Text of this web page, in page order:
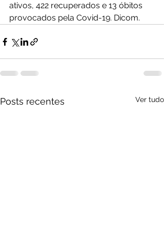
ativos, 422 recuperados e 13 óbitos
provocados pela Covid-19. Dicom.
Posts recentes Ver tudo